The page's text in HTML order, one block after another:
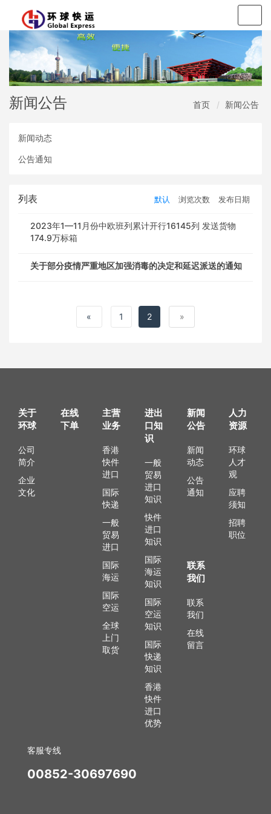
新闻公告 首页 新闻公告
新闻动态
公告通知
列表 默认 浏览次数 发布日期
2023年1—11月份中欧班列累计开行16145列 发送货物
174.9万标箱
关于部分疫情严重地区加强消毒的决定和延迟派送的通知
« 1 2 »
关于
环球
公司
简介
企业
文化
在线
下单
主营
业务
香港
快件
进口
国际
快递
一般
贸易
进口
国际
海运
国际
空运
全球
上门
取货
进出
口知
识
一般
贸易
进口
知识
快件
进口
知识
国际
海运
知识
国际
空运
知识
国际
快递
知识
香港
快件
进口
优势
新闻
公告
新闻
动态
公告
通知
人力
资源
环球
人才
观
应聘
须知
招聘
职位
联系
我们
联系
我们
在线
留言
客服专线
00852-30697690